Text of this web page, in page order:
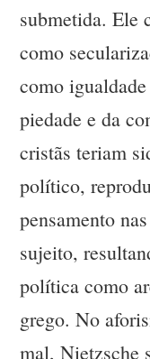
submetida. Ele
como
como
piedade e da
cristãs teriam
político,
pensamento
sujeito,
política como
grego. No
mal, Nietzsche